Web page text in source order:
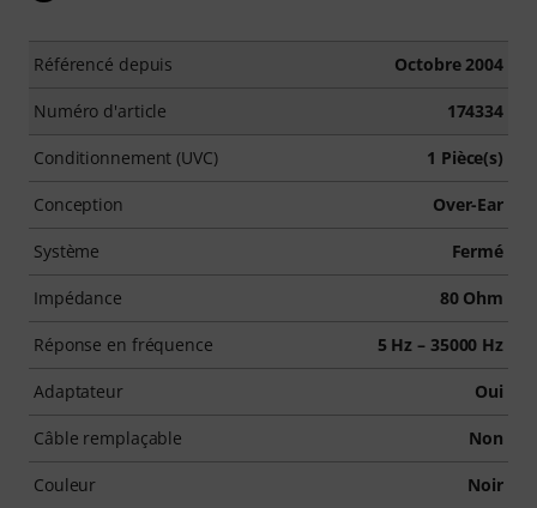
Référencé depuis Octobre 2004
Numéro d'article 174334
Conditionnement (UVC) 1 Pièce(s)
Conception Over-Ear
Système Fermé
Impédance 80 Ohm
Réponse en fréquence 5 Hz – 35000 Hz
Adaptateur Oui
Câble remplaçable Non
Couleur Noir